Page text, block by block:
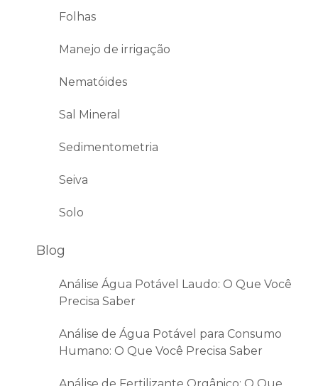
Folhas
Manejo de irrigação
Nematóides
Sal Mineral
Sedimentometria
Seiva
Solo
Blog
Análise Água Potável Laudo: O Que Você
Precisa Saber
Análise de Água Potável para Consumo
Humano: O Que Você Precisa Saber